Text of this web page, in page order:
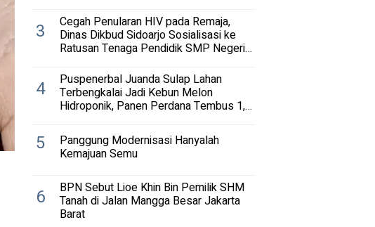
3 Cegah Penularan HIV pada Remaja,
Dinas Dikbud Sidoarjo Sosialisasi ke
Ratusan Tenaga Pendidik SMP Negeri
4 Puspenerbal Juanda Sulap Lahan
Terbengkalai Jadi Kebun Melon
Hidroponik, Panen Perdana Tembus 1,5
5 Panggung Modernisasi Hanyalah
Kemajuan Semu
6 BPN Sebut Lioe Khin Bin Pemilik SHM
Tanah di Jalan Mangga Besar Jakarta
Barat